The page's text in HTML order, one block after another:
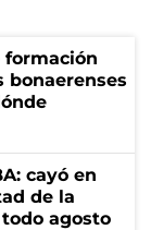
formación
bonaerenses
cayó en
de la
agosto